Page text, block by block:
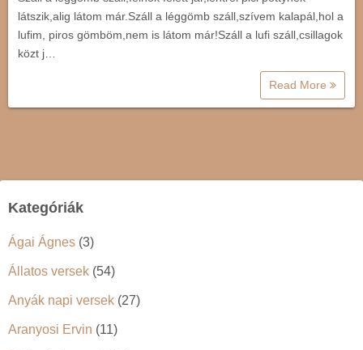
látszik,alig látom már.Száll a léggömb száll,szívem kalapál,hol a
lufim, piros gömböm,nem is látom már!Száll a lufi száll,csillagok
közt j…
Read More
Kategóriák
Ágai Ágnes (3)
Állatos versek (54)
Anyák napi versek (27)
Aranyosi Ervin (11)